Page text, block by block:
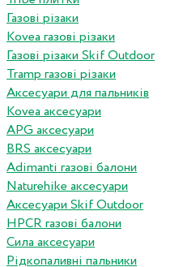
Газові різаки
Kovea газові різаки
Газові різаки Skif Outdoor
Tramp газові різаки
Аксесуари для пальників
Kovea аксесуари
APG аксесуари
BRS аксесуари
Adimanti газові балони
Naturehike аксесуари
Аксесуари Skif Outdoor
HPCR газові балони
Сила аксесуари
Рідкопаливні пальники